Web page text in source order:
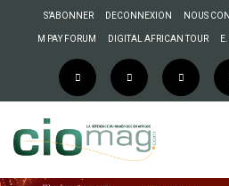
S’ABONNER DECONNEXION NOUS
M PAY FORUM DIGITAL AFRICAN TOUR